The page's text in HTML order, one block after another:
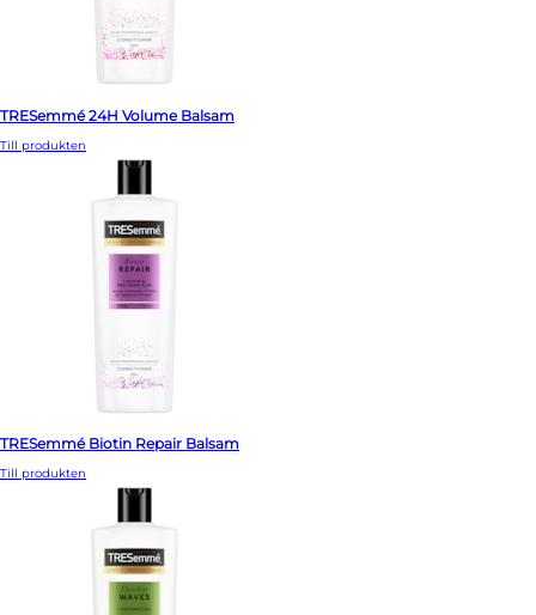
TRESemmé 24H Volume Balsam
Till produkten
TRESemmé Biotin Repair Balsam
Till produkten